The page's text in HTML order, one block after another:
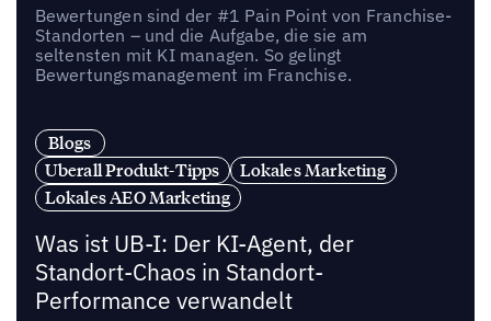
Bewertungen sind der #1 Pain Point von Franchise-
Standorten – und die Aufgabe, die sie am
seltensten mit KI managen. So gelingt
Bewertungsmanagement im Franchise.
Blogs
Uberall Produkt-Tipps
Lokales Marketing
Lokales AEO Marketing
Was ist UB-I: Der KI-Agent, der
Standort-Chaos in Standort-
Performance verwandelt